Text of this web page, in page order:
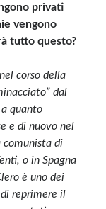
privati
vengono
tutto questo?
corso della
dal
quanto
e di nuovo nel
comunista di
o in Spagna
è uno dei
reprimere il